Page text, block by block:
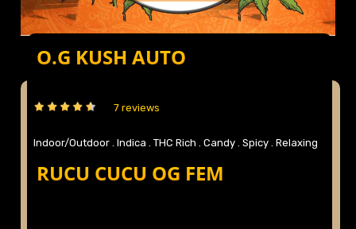
O.G KUSH AUTO
7 reviews
Indoor/Outdoor .Indica .THC Rich .Candy .Spicy .Relaxing
RUCU CUCU OG FEM